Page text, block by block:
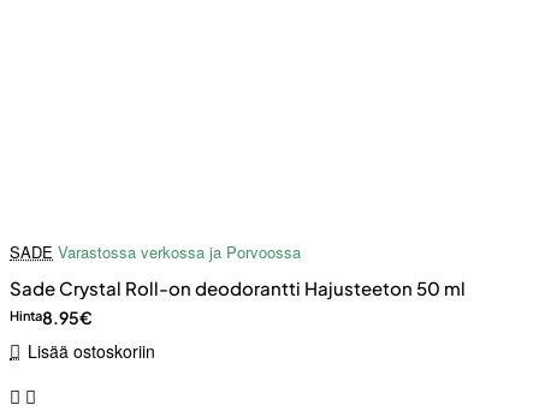
SADE Varastossa verkossa ja Porvoossa
Sade Crystal Roll-on deodorantti Hajusteeton 50 ml
Hinta8.95€
Lisää ostoskoriin